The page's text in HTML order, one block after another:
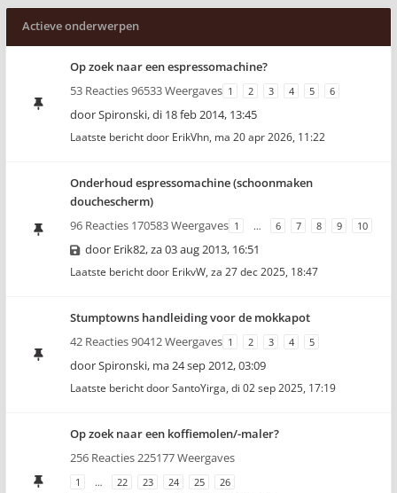
Actieve onderwerpen
Op zoek naar een espressomachine?
53 Reacties 96533 Weergaves 1 2 3 4 5 6
doorSpironski,di 18 feb 2014, 13:45
Laatste bericht door ErikVhn, ma 20 apr 2026, 11:22
Onderhoud espressomachine (schoonmaken
douchescherm)
96 Reacties 170583 Weergaves 1 … 6 7 8 9 10
door Erik82,za 03 aug 2013, 16:51
Laatste bericht door ErikvW, za 27 dec 2025, 18:47
Stumptowns handleiding voor de mokkapot
42 Reacties 90412 Weergaves 1 2 3 4 5
doorSpironski, ma 24 sep 2012, 03:09
Laatste bericht doorSantoYirga, di 02 sep 2025, 17:19
Op zoek naar een koffiemolen/-maler?
256 Reacties 225177 Weergaves
1 … 22 23 24 25 26